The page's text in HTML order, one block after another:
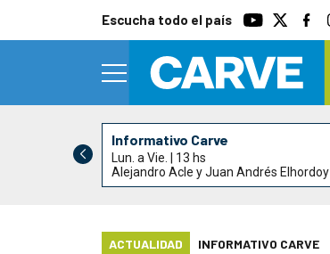
Escucha todo el país
Informativo Carve
Lun. a Vie. | 13 hs
Alejandro Acle y Juan Andrés Elhordoy
ACTUALIDAD INFORMATIVO CARVE